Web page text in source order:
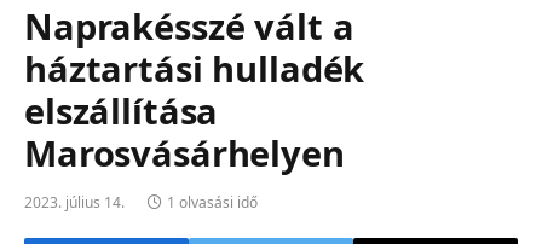
Naprakésszé vált a
háztartási hulladék
elszállítása
Marosvásárhelyen
2023. július 14. 1 olvasási idő